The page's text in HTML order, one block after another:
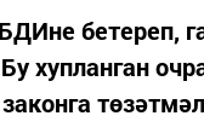
бетереп,
хупланган